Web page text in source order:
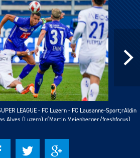
LEAGUE - FC Luzern - FC Lausanne-Sport;rAldin
Alves (Luzern) r(Martin Meienberger/freshfocus)